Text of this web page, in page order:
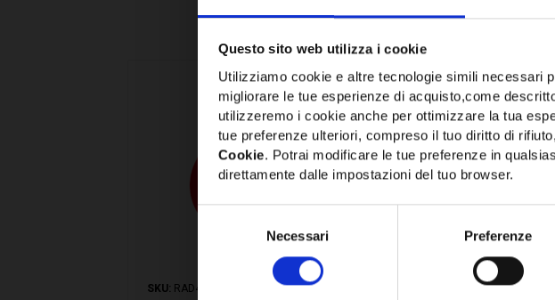
Questo sito web utilizza i cookie
Utilizziamo cookie e altre tecnologie simili necessari
migliorare le tue esperienze di acquisto,come
utilizzeremo i cookie anche per ottimizzare la tua
tue preferenze ulteriori, compreso il tuo diritto di
Cookie. Potrai modificare le tue preferenze in
direttamente dalle impostazioni del tuo browser.
Selezione
Necessari Preferenze
SKU: RAD40-00118